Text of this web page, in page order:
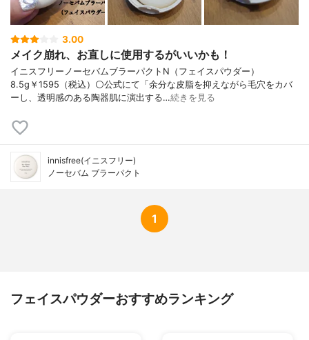
キス、 メチコン、 トリエトキシカプリリル
シラン、 カプリル酸グリセリル、 BG、 酸
化鉄、 香料
3.00
メイク崩れ、お直しに使用するがいいかも！
イニスフリーノーセバムブラーパクトN（フェイスパウダー）
8.5g￥1595（税込）⚪公式にて「余分な皮脂を抑えながら毛穴をカバ
ーし、透明感のある陶器肌に演出する…続きを見る
innisfree(イニスフリー)
ノーセバム ブラーパクト
1
フェイスパウダーおすすめランキング